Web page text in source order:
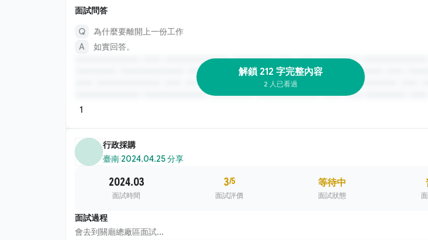
面試問答
為什麼要離開上一份工作
如實回答。
解鎖 212 字完整內容
2 人已看過
1
行政採購
臺南·2024.04.25 分享
2024.03
面試時間
3/5
面試評價
等待中
面試狀態
面試過程
會去到關廟總廠區面試...